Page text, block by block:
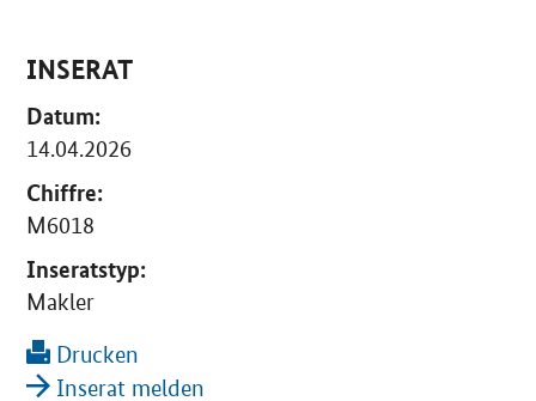
INSERAT
Datum:
14.04.2026
Chiffre:
M6018
Inseratstyp:
Makler
Drucken
Inserat melden